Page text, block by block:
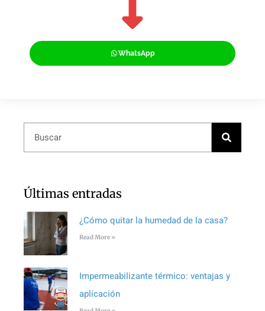
WhatsApp
Últimas entradas
¿Cómo quitar la humedad de la casa?
Read More »
Impermeabilizante térmico: ventajas y
aplicación